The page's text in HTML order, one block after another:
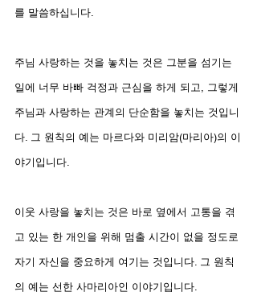
를 말씀하십니다.
주님 사랑하는 것을 놓치는 것은 그분을 섬기는
일에 너무 바빠 걱정과 근심을 하게 되고, 그렇게
주님과 사랑하는 관계의 단순함을 놓치는 것입니
다. 그 원칙의 예는 마르다와 미리암(마리아)의 이
야기입니다.
이웃 사랑을 놓치는 것은 바로 옆에서 고통을 겪
고 있는 한 개인을 위해 멈출 시간이 없을 정도로
자기 자신을 중요하게 여기는 것입니다. 그 원칙
의 예는 선한 사마리아인 이야기입니다.